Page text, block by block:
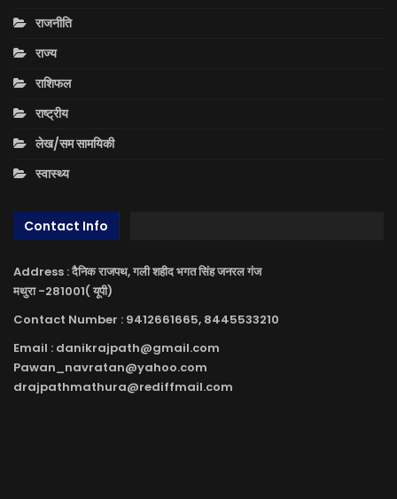
राजनीति
राज्य
राशिफल
राष्ट्रीय
लेख/सम सामयिकी
स्वास्थ्य
Contact Info
Address : दैनिक राजपथ, गली शहीद भगत सिंह जनरल गंज
मथुरा -281001( यूपी)
Contact Number : 9412661665, 8445533210
Email : danikrajpath@gmail.com
Pawan_navratan@yahoo.com
drajpathmathura@rediffmail.com